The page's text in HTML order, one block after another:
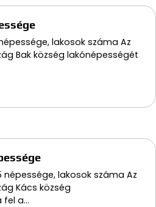
lakosok száma Az
Bak község lakónépességét
népessége, lakosok száma Az
Kács község
fel a…